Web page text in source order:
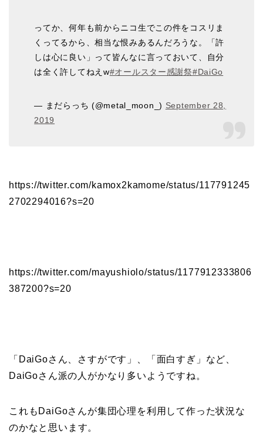
ってか、何年も前からニコ生でこの件をコスリま
くってるから、相当な恨みあるんだろうな。「許
しは心に良い」って皆んなに言っておいて、自分
は全く許してねえw#オールスター感謝祭#DaiGo
— まだらっち (@metal_moon_) September 28,
2019
https://twitter.com/kamox2kamome/status/117791245
2702294016?s=20
https://twitter.com/mayushiolo/status/1177912333806
387200?s=20
「DaiGoさん、さすがです」、「面白すぎ」など、
DaiGoさん派の人がかなり多いようですね。
これもDaiGoさんが集団心理を利用して作った状況な
のかなと思います。